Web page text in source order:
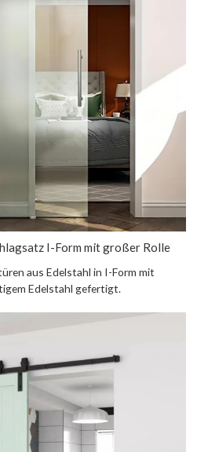
I-Form mit großer Rolle
aus Edelstahl in I-Form mit
Edelstahl gefertigt.